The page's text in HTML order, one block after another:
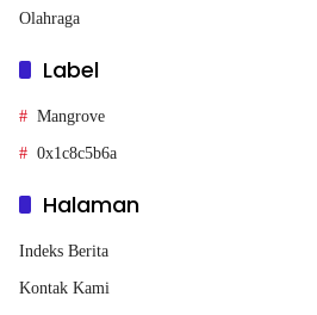
Olahraga
Label
Mangrove
0x1c8c5b6a
Halaman
Indeks Berita
Kontak Kami